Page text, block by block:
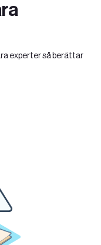
experter så berättar